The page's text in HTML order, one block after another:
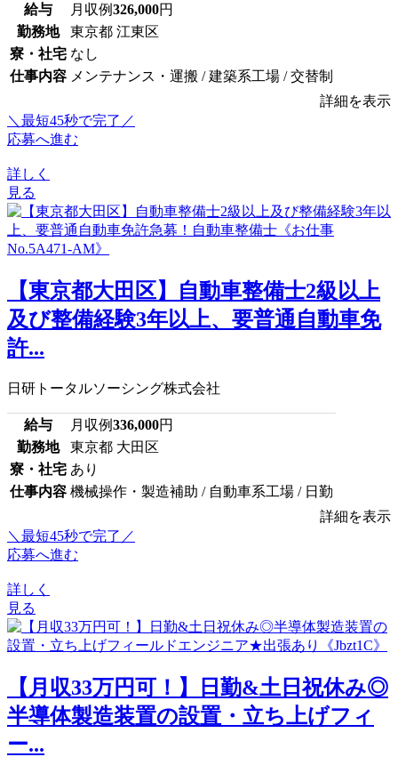
給与 月収例326,000円
勤務地
東京都 江東区
寮・社宅 なし
仕事内容 メンテナンス・運搬 / 建築系工場 / 交替制
詳細を表示
＼最短45秒で完了／
応募へ進む
詳しく
見る
【東京都大田区】自動車整備士2級以上
及び整備経験3年以上、要普通自動車免
許...
日研トータルソーシング株式会社
給与 月収例336,000円
勤務地
東京都 大田区
寮・社宅 あり
仕事内容 機械操作・製造補助 / 自動車系工場 / 日勤
詳細を表示
＼最短45秒で完了／
応募へ進む
詳しく
見る
【月収33万円可！】日勤&土日祝休み◎
半導体製造装置の設置・立ち上げフィ
ー...